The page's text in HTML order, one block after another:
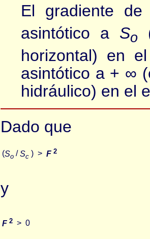
El gradiente
asintótico a So
horizontal) en
asintótico a + ∞
hidráulico) en el
Dado que
(So / Sc ) > F 2
y
F 2 > 0